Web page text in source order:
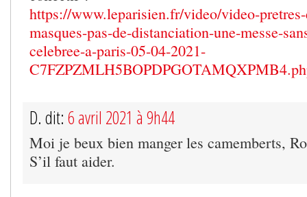
https://www.leparisien.fr/video/video-
masques-pas-de-distanciation-une-messe-
celebree-a-paris-05-04-2021-
D. dit: 6 avril 2021 à 9h44
Moi je beux bien manger les camemberts,
S’il faut aider.